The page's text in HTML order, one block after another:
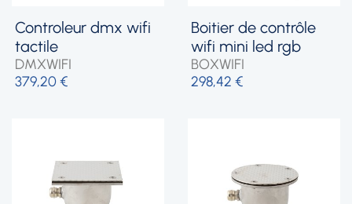
controleur dmx wifi
tactile
DMXWIFI
379,20 €
boitier de contrôle
wifi mini led rgb
BOXWIFI
298,42 €